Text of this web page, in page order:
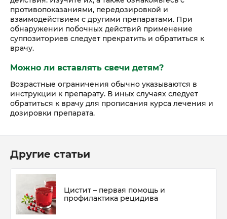
противопоказаниями, передозировкой и
взаимодействием с другими препаратами. При
обнаружении побочных действий применение
суппозиториев следует прекратить и обратиться к
врачу.
Можно ли вставлять свечи детям?
Возрастные ограничения обычно указываются в
инструкции к препарату. В иных случаях следует
обратиться к врачу для прописания курса лечения и
дозировки препарата.
Другие статьи
Цистит – первая помощь и
профилактика рецидива